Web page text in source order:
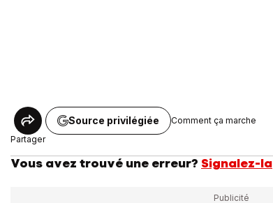
Partager
Source privilégiée Comment ça marche
Vous avez trouvé une erreur? Signalez-la